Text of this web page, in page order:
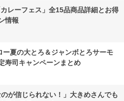
レーフェス」全15品商品詳細とお得
情報
ー夏の大とろ＆ジャンボとろサーモ
寿司キャンペーンまとめ
のが信じられない！」大きめさんでも